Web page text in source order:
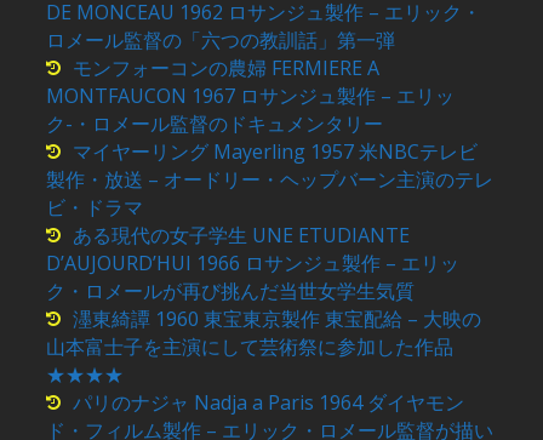
DE MONCEAU 1962 ロサンジュ製作 – エリック・
ロメール監督の「六つの教訓話」第一弾
モンフォーコンの農婦 FERMIERE A
MONTFAUCON 1967 ロサンジュ製作 – エリッ
ク-・ロメール監督のドキュメンタリー
マイヤーリング Mayerling 1957 米NBCテレビ
製作・放送 – オードリー・ヘップバーン主演のテレ
ビ・ドラマ
ある現代の女子学生 UNE ETUDIANTE
D’AUJOURD’HUI 1966 ロサンジュ製作 – エリッ
ク・ロメールが再び挑んだ当世女学生気質
濹東綺譚 1960 東宝東京製作 東宝配給 – 大映の
山本富士子を主演にして芸術祭に参加した作品
★★★★
パリのナジャ Nadja a Paris 1964 ダイヤモン
ド・フィルム製作 – エリック・ロメール監督が描い